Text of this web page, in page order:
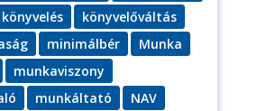
könyvelés
könyvelőváltás
minimálbér
Munka
munkaviszony
munkáltató NAV